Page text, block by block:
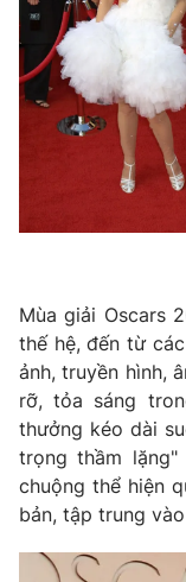
Cơ quan báo chí:
Giấy phép hoạt
cấp ngày 29/12/2023
Tổng Biên tập:Vũ
Phó Tổng Biên tập:
Nguyễn Trọng Ninh
Ðiện thoại Thời báo
Liên hệ quảng cáo:
Mùa giải Oscars
thế hệ, đến từ
ảnh, truyền hình,
rỡ, tỏa sáng
thưởng kéo dài
trọng thầm
chuộng thể hiện
bản, tập trung